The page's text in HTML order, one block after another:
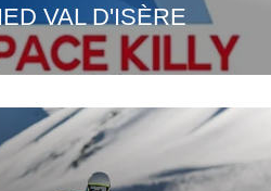
VAL D'ISÈRE